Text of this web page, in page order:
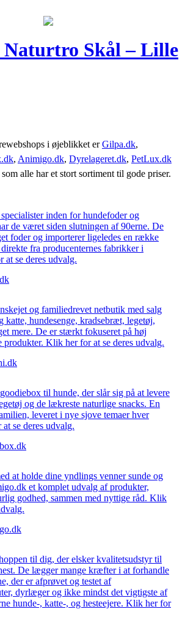
Naturtro Skål – Lille
i øjeblikket erGilpa.dk,
, Animigo.dk, Dyrelageret.dk, PetLux.dk
som alle har et stort sortiment til gode priser.
inden for hundefoder og
de været siden slutningen af 90erne. De
foder og importerer ligeledes en række
fra producenternes fabrikker i
se deres udvalg.
og familiedrevet netbutik med salg
katte, hundesenge, kradsebræt, legetøj,
mere. De er stærkt fokuseret på høj
produkter. Klik her for at se deres udvalg.
til hunde, der slår sig på at levere
og de lækreste naturlige snacks. En
leveret i nye sjove temaer hver
se deres udvalg.
at holde dine yndlings venner sunde og
et komplet udvalg af produkter,
godhed, sammen med nyttige råd. Klik
til dig, der elsker kvalitetsudstyr til
De lægger mange kræfter i at forhandle
der er afprøvet og testet af
dyrlæger og ikke mindst det vigtigste af
hunde-, katte-, og hesteejere. Klik her for